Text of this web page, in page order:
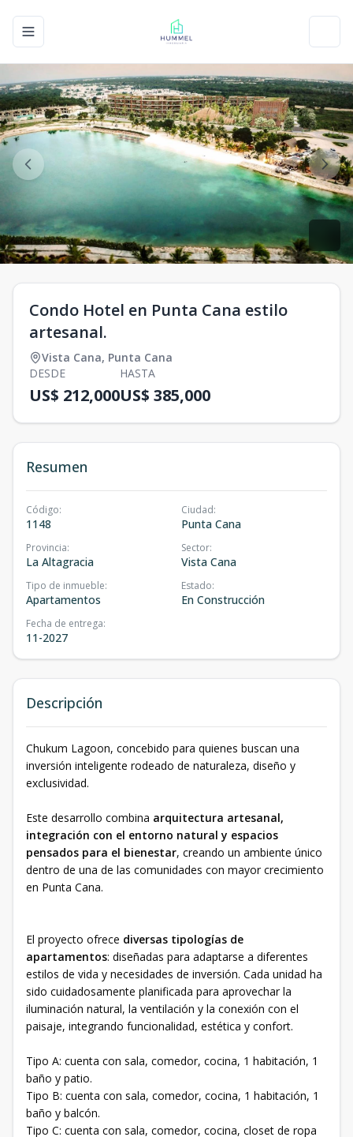
Toggle navigation menu
Condo Hotel en Punta Cana estilo
artesanal.
Vista Cana, Punta Cana
DESDE
US$ 212,000
HASTA
US$ 385,000
Resumen
Código:
1148
Ciudad:
Punta Cana
Provincia:
La Altagracia
Sector:
Vista Cana
Tipo de inmueble:
Apartamentos
Estado:
En Construcción
Fecha de entrega:
11-2027
Descripción
Chukum Lagoon, concebido para quienes buscan una
inversión inteligente rodeado de naturaleza, diseño y
exclusividad.
Este desarrollo combina arquitectura artesanal,
integración con el entorno natural y espacios
pensados para el bienestar, creando un ambiente único
dentro de una de las comunidades con mayor crecimiento
en Punta Cana.
El proyecto ofrece diversas tipologías de
apartamentos: diseñadas para adaptarse a diferentes
estilos de vida y necesidades de inversión. Cada unidad ha
sido cuidadosamente planificada para aprovechar la
iluminación natural, la ventilación y la conexión con el
paisaje, integrando funcionalidad, estética y confort.
Tipo A: cuenta con sala, comedor, cocina, 1 habitación, 1
baño y patio.
Tipo B: cuenta con sala, comedor, cocina, 1 habitación, 1
baño y balcón.
Tipo C: cuenta con sala, comedor, cocina, closet de ropa